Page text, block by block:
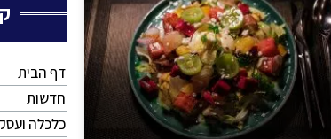
דף הבית
חדשות
כלכלה